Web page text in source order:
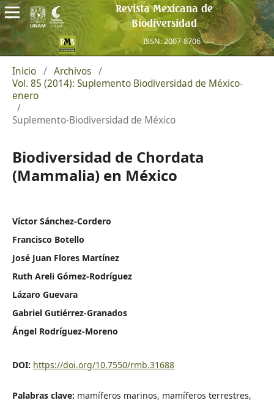
Revista Mexicana de
Biodiversidad
ISSN: 2007-8706
Inicio / Archivos /
Vol. 85 (2014): Suplemento Biodiversidad de México-
enero
/
Suplemento-Biodiversidad de México
Biodiversidad de Chordata
(Mammalia) en México
Víctor Sánchez-Cordero
Francisco Botello
José Juan Flores Martínez
Ruth Areli Gómez-Rodríguez
Lázaro Guevara
Gabriel Gutiérrez-Granados
Ángel Rodríguez-Moreno
DOI: https://doi.org/10.7550/rmb.31688
Palabras clave: mamíferos marinos, mamíferos terrestres,